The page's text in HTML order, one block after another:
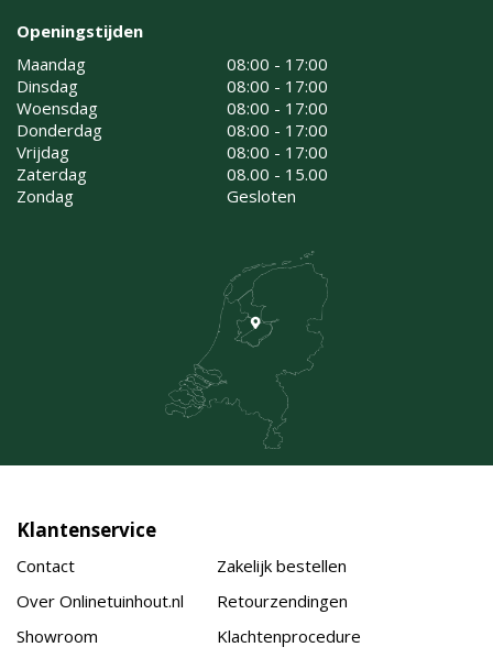
Openingstijden
Maandag
08:00 - 17:00
Dinsdag
08:00 - 17:00
Woensdag
08:00 - 17:00
Donderdag
08:00 - 17:00
Vrijdag
08:00 - 17:00
Zaterdag
08.00 - 15.00
Zondag
Gesloten
Klantenservice
Contact
Over Onlinetuinhout.nl
Showroom
Zakelijk bestellen
Retourzendingen
Klachtenprocedure